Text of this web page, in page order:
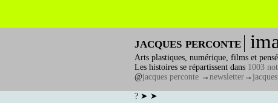
jacques perconte
Arts plastiques, numérique, films et
Les histoires se répartissent dans 1003
@jacques perconte → newsletter→
? ➤ ➤